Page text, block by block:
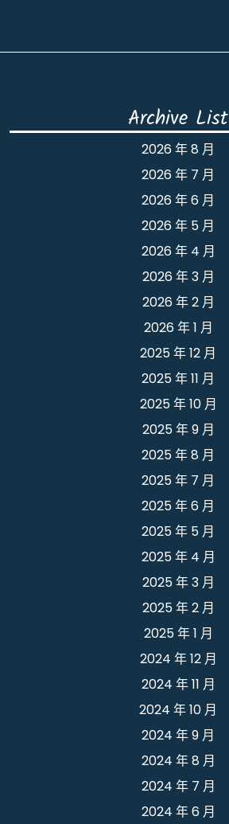
Archive List
2026 年 8 月
2026 年 7 月
2026 年 6 月
2026 年 5 月
2026 年 4 月
2026 年 3 月
2026 年 2 月
2026 年 1 月
2025 年 12 月
2025 年 11 月
2025 年 10 月
2025 年 9 月
2025 年 8 月
2025 年 7 月
2025 年 6 月
2025 年 5 月
2025 年 4 月
2025 年 3 月
2025 年 2 月
2025 年 1 月
2024 年 12 月
2024 年 11 月
2024 年 10 月
2024 年 9 月
2024 年 8 月
2024 年 7 月
2024 年 6 月